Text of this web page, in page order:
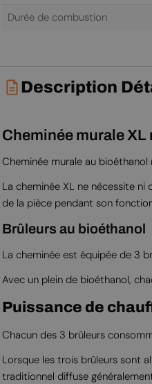
Durée de combustion
Description
Cheminée murale XL
Cheminée murale au
La cheminée XL ne nécessite
de la pièce pendant son
Brûleurs au bioéthanol
La cheminée est équipée de 3
Avec un plein de bioéthanol,
Puissance de
Chacun des 3 brûleurs
Lorsque les trois brûleurs sont
traditionnel diffuse